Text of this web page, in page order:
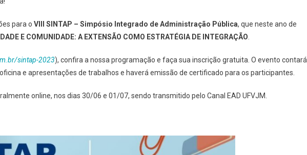
para o VIII SINTAP – Simpósio Integrado de Administração Pública, que neste ano de
E COMUNIDADE: A EXTENSÃO COMO ESTRATÉGIA DE INTEGRAÇÃO
sintap-2023), confira a nossa programação e faça sua inscrição gratuita. O evento contará
e apresentações de trabalhos e haverá emissão de certificado para os participantes.
online, nos dias 30/06 e 01/07, sendo transmitido pelo Canal EAD UFVJM.